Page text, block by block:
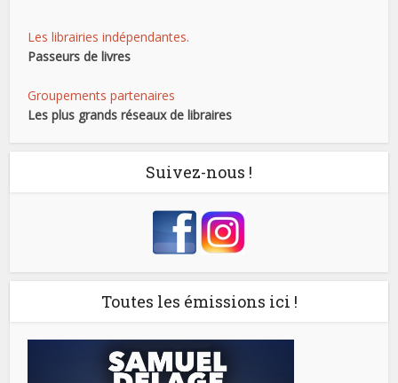
Les librairies indépendantes.
Passeurs de livres
Groupements partenaires
Les plus grands réseaux de libraires
Suivez-nous !
Toutes les émissions ici !